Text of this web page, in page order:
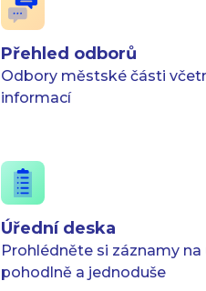
Přehled odborů
Odbory městské části
informací
Úřední deska
Prohlédněte si záznamy
pohodlně a jednoduše